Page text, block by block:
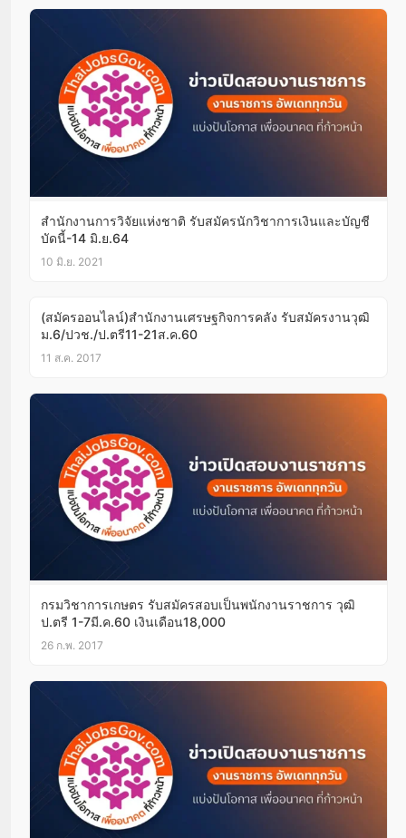
สำนักงานการวิจัยแห่งชาติ รับสมัครนักวิชาการเงินและบัญชี
บัดนี้-14 มิ.ย.64
10 มิ.ย. 2021
(สมัครออนไลน์)สำนักงานเศรษฐกิจการคลัง รับสมัครงานวุฒิ
ม.6/ปวช./ป.ตรี11-21ส.ค.60
11 ส.ค. 2017
กรมวิชาการเกษตร รับสมัครสอบเป็นพนักงานราชการ วุฒิ
ป.ตรี 1-7มี.ค.60 เงินเดือน18,000
26 ก.พ. 2017